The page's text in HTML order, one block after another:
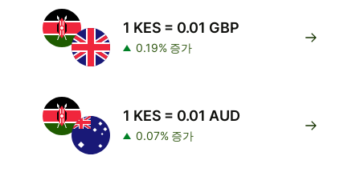
1 KES = 0.01 GBP
0.19% 증가
1 KES = 0.01 AUD
0.07% 증가